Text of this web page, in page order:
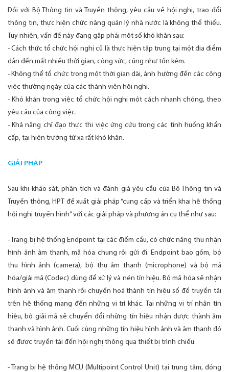
Đối với Bộ Thông tin và Truyền thông, yêu cầu về hội nghị, trao đổi
thông tin, thực hiện chức năng quản lý nhà nước là không thể thiếu.
Tuy nhiên, vấn đề này đang gặp phải một số khó khăn sau:
- Cách thức tổ chức hội nghị cũ là thực hiện tập trung tại một địa điểm
dẫn đến mất nhiều thời gian, công sức, cũng như tốn kém.
- Không thể tổ chức trong một thời gian dài, ảnh hưởng đến các công
việc thường ngày của các thành viên hội nghị.
- Khó khăn trong việc tổ chức hội nghị một cách nhanh chóng, theo
yêu cầu của công việc.
- Khả năng chỉ đạo thực thi việc ứng cứu trong các tình huống khẩn
cấp, tại hiện trường từ xa rất khó khăn.
GIẢI PHÁP
Sau khi khảo sát, phân tích và đánh giá yêu cầu của Bộ Thông tin và
Truyền thông, HPT đề xuất giải pháp “cung cấp và triển khai hệ thống
hội nghị truyền hình” với các giải pháp và phương án cụ thể như sau:
- Trang bị hệ thống Endpoint tại các điểm cầu, có chức năng thu nhận
hình ảnh âm thanh, mã hóa chung rồi gửi đi. Endpoint bao gồm, bộ
thu hình ảnh (camera), bộ thu âm thanh (microphone) và bộ mã
hóa/giải mã (Codec) dùng để xử lý và nén tín hiệu. Bộ mã hóa sẽ nhận
hình ảnh và âm thanh rồi chuyển hoá thành tín hiệu số để truyền tải
trên hệ thống mạng đến những vị trí khác. Tại những vị trí nhận tín
hiệu, bộ giải mã sẽ chuyển đổi những tín hiệu nhận được thành âm
thanh và hình ảnh. Cuối cùng những tín hiệu hình ảnh và âm thanh đó
sẽ được truyền tải đến hội nghị thông qua thiết bị trình chiếu.
- Trang bị hệ thống MCU (Multipoint Control Unit) tại trung tâm, đóng